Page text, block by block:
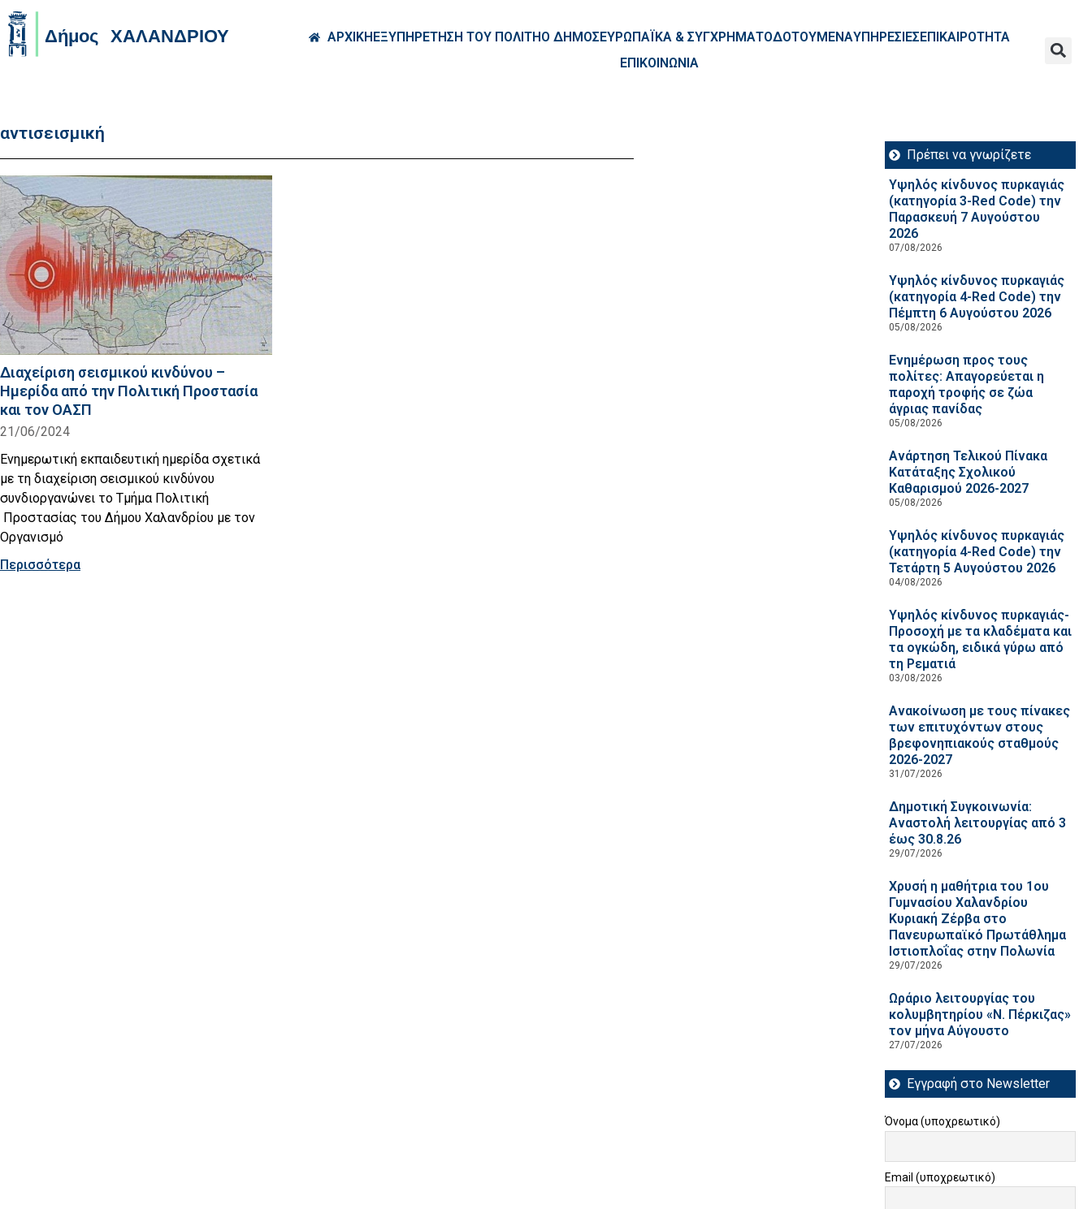
ΑΡΧΙΚΗΕΞΥΠΗΡΕΤΗΣΗ ΤΟΥ ΠΟΛΙΤΗΟ ΔΗΜΟΣΕΥΡΩΠΑΪΚΑ & ΣΥΓΧΡΗΜΑΤΟΔΟΤΟΥΜΕΝΑΥΠΗΡΕΣΙΕΣΕΠΙΚΑΙΡΟΤΗΤΑ
ΕΠΙΚΟΙΝΩΝΙΑ
αντισεισμική
Διαχείριση σεισμικού κινδύνου –
Ημερίδα από την Πολιτική Προστασία
και τον ΟΑΣΠ
21/06/2024
Ενημερωτική εκπαιδευτική ημερίδα σχετικά
με τη διαχείριση σεισμικού κινδύνου
συνδιοργανώνει το Τμήμα Πολιτική
Προστασίας του Δήμου Χαλανδρίου με τον
Οργανισμό
Περισσότερα
Πρέπει να γνωρίζετε
Υψηλός κίνδυνος πυρκαγιάς
(κατηγορία 3-Red Code) την
Παρασκευή 7 Αυγούστου
2026
07/08/2026
Υψηλός κίνδυνος πυρκαγιάς
(κατηγορία 4-Red Code) την
Πέμπτη 6 Αυγούστου 2026
05/08/2026
Ενημέρωση προς τους
πολίτες: Απαγορεύεται η
παροχή τροφής σε ζώα
άγριας πανίδας
05/08/2026
Ανάρτηση Τελικού Πίνακα
Κατάταξης Σχολικού
Καθαρισμού 2026-2027
05/08/2026
Υψηλός κίνδυνος πυρκαγιάς
(κατηγορία 4-Red Code) την
Τετάρτη 5 Αυγούστου 2026
04/08/2026
Υψηλός κίνδυνος πυρκαγιάς-
Προσοχή με τα κλαδέματα και
τα ογκώδη, ειδικά γύρω από
τη Ρεματιά
03/08/2026
Ανακοίνωση με τους πίνακες
των επιτυχόντων στους
βρεφονηπιακούς σταθμούς
2026-2027
31/07/2026
Δημοτική Συγκοινωνία:
Αναστολή λειτουργίας από 3
έως 30.8.26
29/07/2026
Χρυσή η μαθήτρια του 1ου
Γυμνασίου Χαλανδρίου
Κυριακή Ζέρβα στο
Πανευρωπαϊκό Πρωτάθλημα
Ιστιοπλοΐας στην Πολωνία
29/07/2026
Ωράριο λειτουργίας του
κολυμβητηρίου «Ν. Πέρκιζας»
τον μήνα Αύγουστο
27/07/2026
Εγγραφή στο Newsletter
Όνομα (υποχρεωτικό)
Email (υποχρεωτικό)